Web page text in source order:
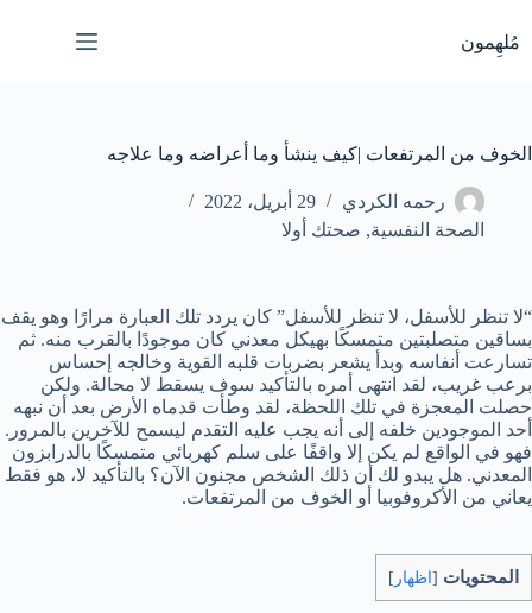
إلى
المحتوى
مُلهِمون
الخوف من المرتفعات |كيف ينشأ وما أعراضه وما علاجه
رحمه الكردي
29 أبريل، 2022
الصحة النفسية, صحتك أولا
“لا تنظر للأسفل، لا تنظر للأسفل” كان يردد تلك العبارة مرارًا وهو يقف
بساقين متصلبتين متمسكًا بهيكل معدني كان موجودًا بالقرب منه. ثم
تسارعت أنفاسه وبدأ يشعر بضربات قلبه القوية وخالجه إحساس
برعب غريب، لقد انتهى أمره بالتأكيد سوف يسقط لا محالة. ولكن
حصلت المعجزة في تلك اللحظة، لقد وطأت قدماه الأرض بعد أن نبهه
أحد الموجودين خلفه إلى أنه يجب عليه التقدم ليسمح للآخرين بالمرور.
فهو في الواقع لم يكن إلا واقفًا على سلم كهربائي متمسكًا بالدرابزون
المعدني. هل يبدو لك أن ذلك الشخص مجنون الآن؟ بالتأكيد لا، هو فقط
يعاني من الأكروفوبيا أو الخوف من المرتفعات.
المحتويات [ اظهار ]